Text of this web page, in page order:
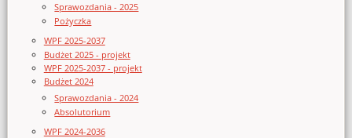
Sprawozdania - 2025
Pożyczka
WPF 2025-2037
Budżet 2025 - projekt
WPF 2025-2037 - projekt
Budżet 2024
Sprawozdania - 2024
Absolutorium
WPF 2024-2036